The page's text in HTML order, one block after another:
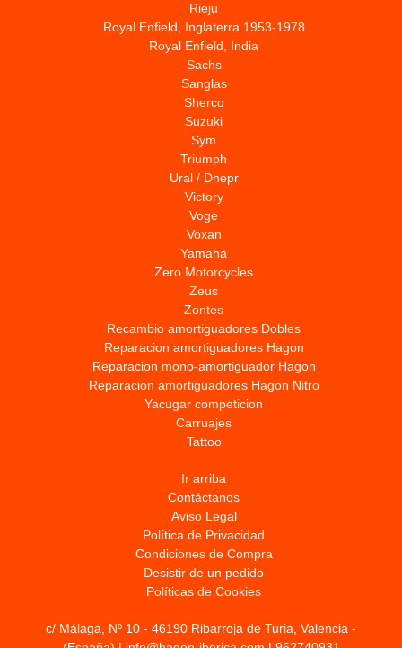
Rieju
Royal Enfield, Inglaterra 1953-1978
Royal Enfield, India
Sachs
Sanglas
Sherco
Suzuki
Sym
Triumph
Ural / Dnepr
Victory
Voge
Voxan
Yamaha
Zero Motorcycles
Zeus
Zontes
Recambio amortiguadores Dobles
Reparacion amortiguadores Hagon
Reparacion mono-amortiguador Hagon
Reparacion amortiguadores Hagon Nitro
Yacugar competicion
Carruajes
Tattoo
Ir arriba
Contáctanos
Aviso Legal
Política de Privacidad
Condiciones de Compra
Desistir de un pedido
Políticas de Cookies
c/ Málaga, Nº 10 - 46190 Ribarroja de Turia, Valencia -